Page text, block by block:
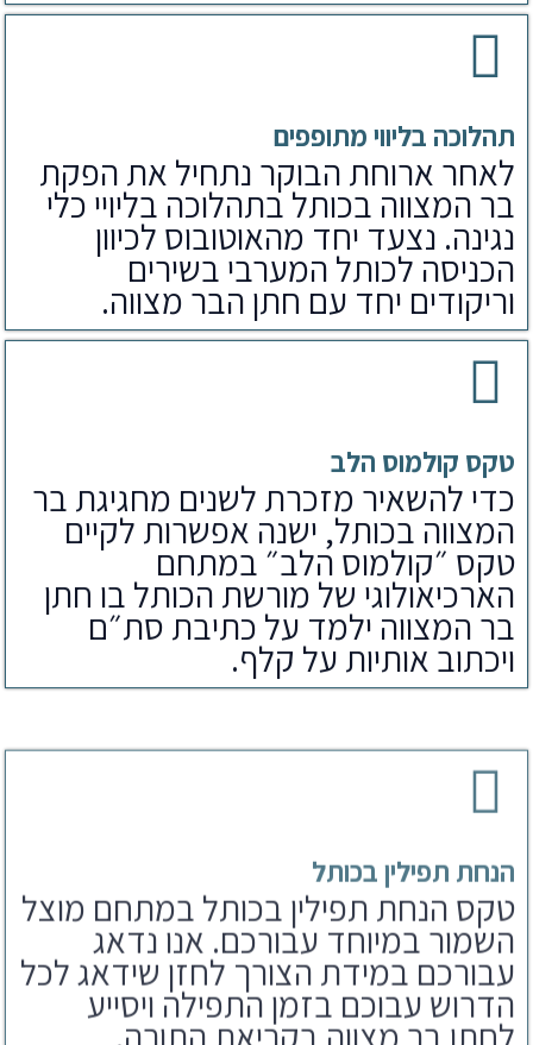
תהלוכה בליווי מתופפים
לאחר ארוחת הבוקר נתחיל את הפקת
בר המצווה בכותל בתהלוכה בליויי כלי
נגינה. נצעד יחד מהאוטובוס לכיוון
הכניסה לכותל המערבי בשירים
וריקודים יחד עם חתן הבר מצווה.
טקס קולמוס הלב
כדי להשאיר מזכרת לשנים מחגיגת בר
המצווה בכותל, ישנה אפשרות לקיים
טקס ״קולמוס הלב״ במתחם
הארכיאולוגי של מורשת הכותל בו חתן
בר המצווה ילמד על כתיבת סת״ם
ויכתוב אותיות על קלף.
הנחת תפילין בכותל
טקס הנחת תפילין בכותל במתחם מוצל
השמור במיוחד עבורכם. אנו נדאג
עבורכם במידת הצורך לחזן שידאג לכל
הדרוש עבוכם בזמן התפילה ויסייע
לחתן בר מצווה בקריאת התורה.